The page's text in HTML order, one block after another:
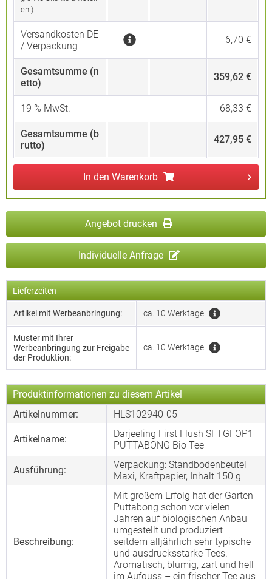
en.)
Versandkosten DE
/ Verpackung
6,70 €
Gesamtsumme (n
etto)
359,62 €
19 % MwSt. 68,33 €
Gesamtsumme (b
rutto)
427,95 €
In den Warenkorb
Angebot drucken
Individuelle Anfrage
Lieferzeiten
Artikel mit Werbeanbringung: ca. 10 Werktage
Muster mit Ihrer
Werbeanbringung zur Freigabe
der Produktion:
ca. 10 Werktage
Produktinformationen zu diesem Artikel
Artikelnummer:
HLS102940-05
Artikelname:
Darjeeling First Flush SFTGFOP1
PUTTABONG Bio Tee
Ausführung:
Verpackung: Standbodenbeutel
Maxi, Kraftpapier, Inhalt 150 g
Beschreibung:
Mit großem Erfolg hat der Garten
Puttabong schon vor vielen
Jahren auf biologischen Anbau
umgestellt und produziert
seitdem alljährlich sehr typische
und ausdrucksstarke Tees.
Aromatisch, blumig, zart und hell
im Aufguss – ein frischer Tee aus